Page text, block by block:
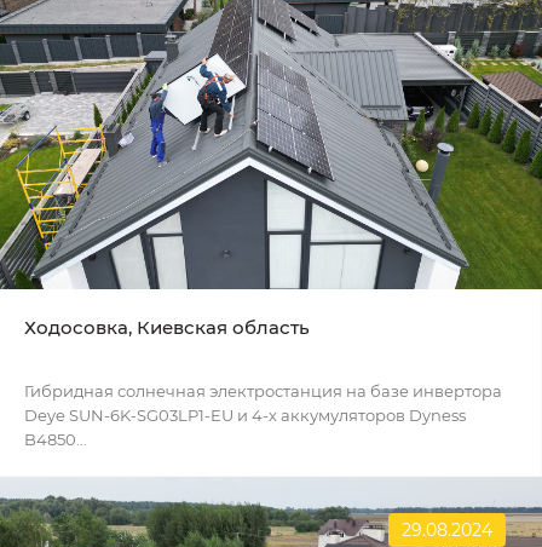
Ходосовка, Киевская область
Гибридная солнечная электростанция на базе инвертора
Deye SUN-6K-SG03LP1-EU и 4-х аккумуляторов Dyness
B4850...
29.08.2024